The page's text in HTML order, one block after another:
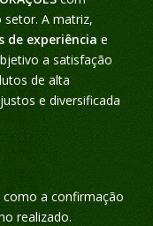
setor. A matriz,
de experiência e
a satisfação
de alta
e diversificada
a confirmação
realizado.